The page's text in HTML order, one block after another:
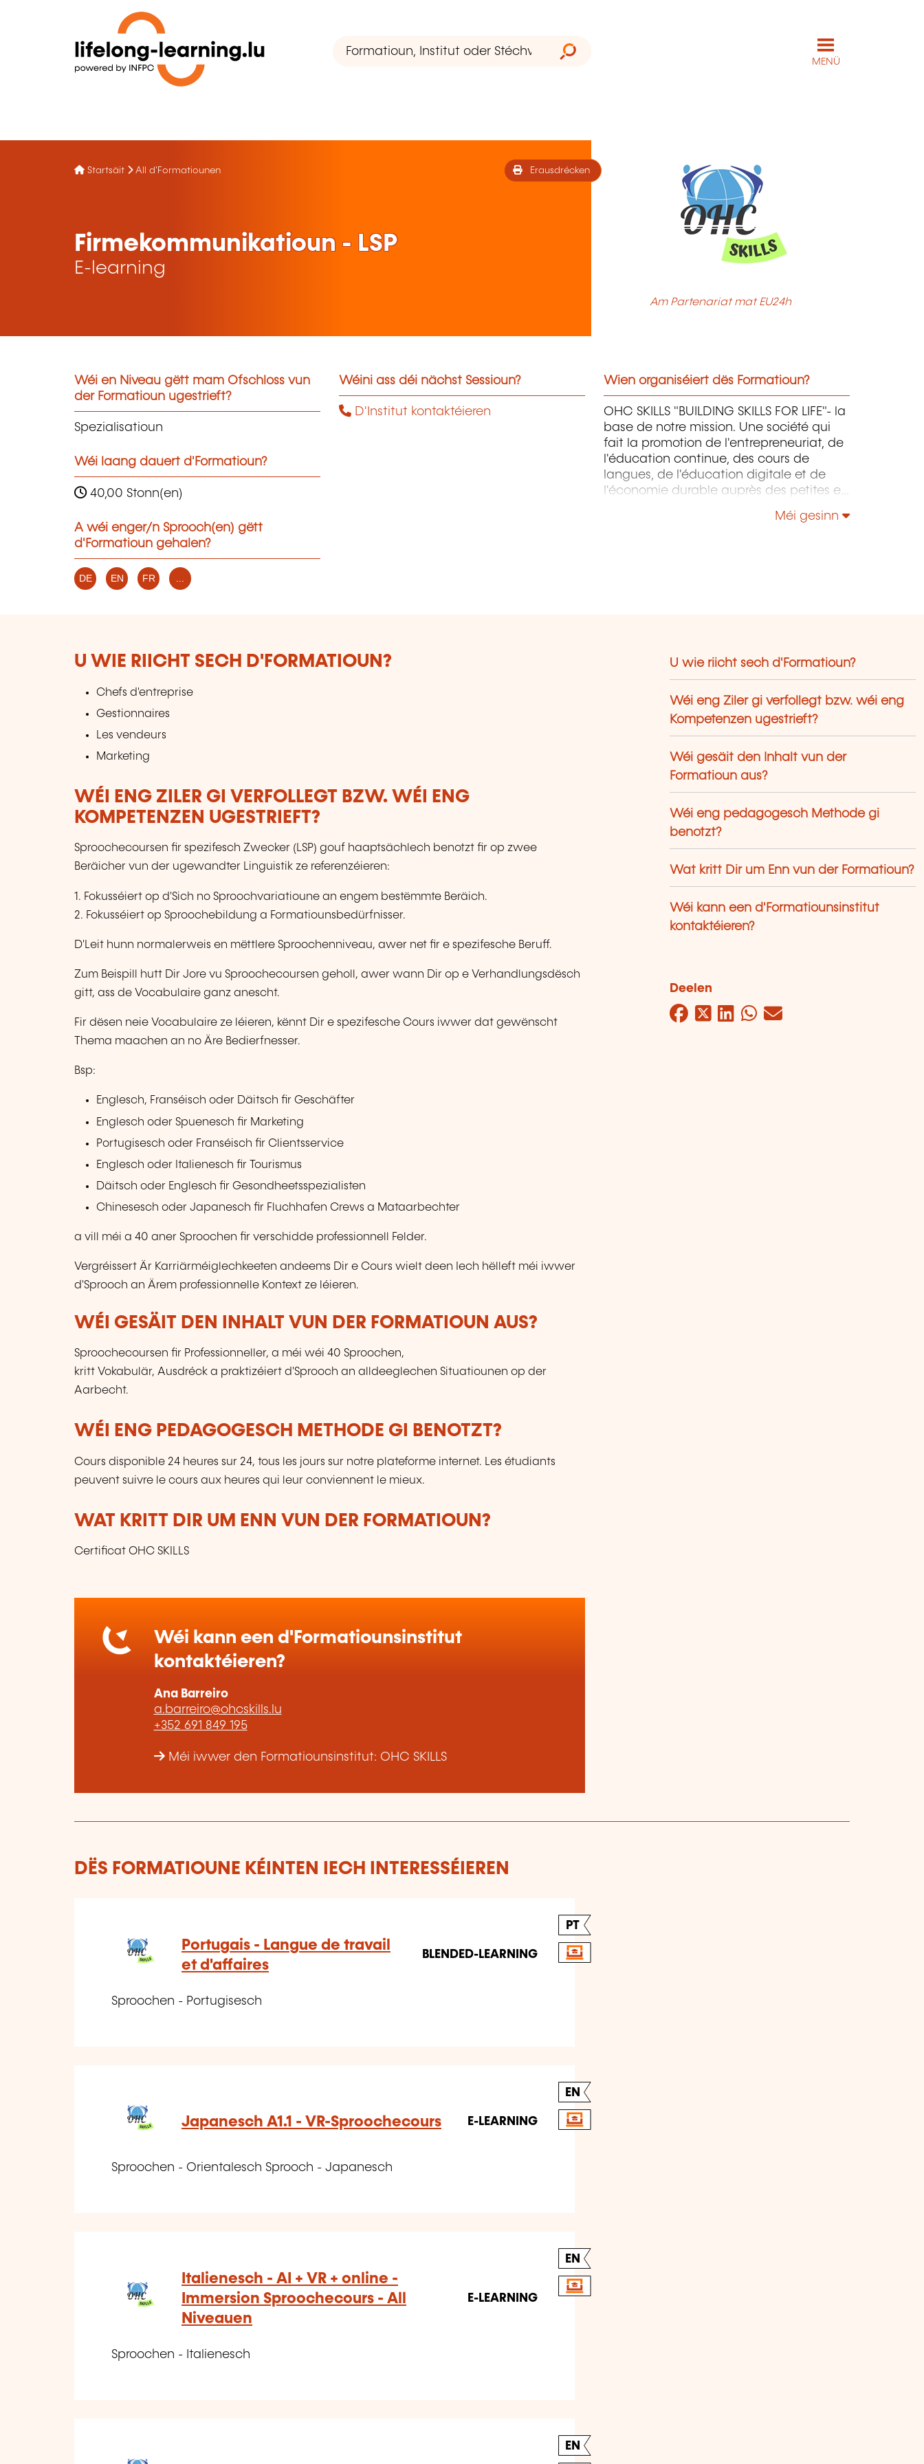
MENÜ
Startsäit All d'Formatiounen Erausdrécken
Firmekommunikatioun - LSP
E-learning
Am Partenariat mat EU24h
Wéi en Niveau gëtt mam Ofschloss vun
der Formatioun ugestrieft?
Spezialisatioun
Wéi laang dauert d'Formatioun?
40,00 Stonn(en)
A wéi enger/n Sprooch(en) gëtt
d'Formatioun gehalen?
DE EN FR
Wéini ass déi nächst Sessioun?
D'Institut kontaktéieren
Wien organiséiert dës Formatioun?
OHC SKILLS "BUILDING SKILLS FOR LIFE"- la
base de notre mission. Une société qui
fait la promotion de l'entrepreneuriat, de
l'éducation continue, des cours de
langues, de l'éducation digitale et de
l'économie durable auprès des petites et
Méi gesinn
U WIE RIICHT SECH D'FORMATIOUN?
Chefs d'entreprise
Gestionnaires
Les vendeurs
Marketing
WÉI ENG ZILER GI VERFOLLEGT BZW. WÉI ENG
KOMPETENZEN UGESTRIEFT?
Sproochecoursen fir spezifesch Zwecker (LSP) gouf haaptsächlech benotzt fir op zwee
Beräicher vun der ugewandter Linguistik ze referenzéieren:
1. Fokusséiert op d'Sich no Sproochvariatioune an engem bestëmmte Beräich.
2. Fokusséiert op Sproochebildung a Formatiounsbedürfnisser.
D'Leit hunn normalerweis en mëttlere Sproochenniveau, awer net fir e spezifesche Beruff.
Zum Beispill hutt Dir Jore vu Sproochecoursen geholl, awer wann Dir op e Verhandlungsdësch
gitt, ass de Vocabulaire ganz anescht.
Fir dësen neie Vocabulaire ze léieren, kënnt Dir e spezifesche Cours iwwer dat gewënscht
Thema maachen an no Äre Bedierfnesser.
Bsp:
Englesch, Franséisch oder Däitsch fir Geschäfter
Englesch oder Spuenesch fir Marketing
Portugisesch oder Franséisch fir Clientsservice
Englesch oder Italienesch fir Tourismus
Däitsch oder Englesch fir Gesondheetsspezialisten
Chinesesch oder Japanesch fir Fluchhafen Crews a Mataarbechter
a vill méi a 40 aner Sproochen fir verschidde professionnell Felder.
Vergréissert Är Karriärméiglechkeeten andeems Dir e Cours wielt deen Iech hëlleft méi iwwer
d'Sprooch an Ärem professionnelle Kontext ze léieren.
WÉI GESÄIT DEN INHALT VUN DER FORMATIOUN AUS?
Sproochecoursen fir Professionneller, a méi wéi 40 Sproochen,
kritt Vokabulär, Ausdréck a praktizéiert d'Sprooch an alldeeglechen Situatiounen op der
Aarbecht.
WÉI ENG PEDAGOGESCH METHODE GI BENOTZT?
Cours disponible 24 heures sur 24, tous les jours sur notre plateforme internet. Les étudiants
peuvent suivre le cours aux heures qui leur conviennent le mieux.
WAT KRITT DIR UM ENN VUN DER FORMATIOUN?
Certificat OHC SKILLS
Wéi kann een d'Formatiounsinstitut
kontaktéieren?
Ana Barreiro
a.barreiro@ohcskills.lu
+352 691 849 195
Méi iwwer den Formatiounsinstitut: OHC SKILLS
U wie riicht sech d'Formatioun?
Wéi eng Ziler gi verfollegt bzw. wéi eng
Kompetenzen ugestrieft?
Wéi gesäit den Inhalt vun der
Formatioun aus?
Wéi eng pedagogesch Methode gi
benotzt?
Wat kritt Dir um Enn vun der Formatioun?
Wéi kann een d'Formatiounsinstitut
kontaktéieren?
Deelen
Facebook
Twitter
LinkedIn
WhatsApp
Mail
DËS FORMATIOUNE KÉINTEN IECH INTERESSÉIEREN
PT
Portugais - Langue de travail
et d'affaires
BLENDED-LEARNING
Sproochen - Portugisesch
EN
Japanesch A1.1 - VR-Sproochecours E-LEARNING
Sproochen - Orientalesch Sprooch - Japanesch
EN
Italienesch - AI + VR + online -
Immersion Sproochecours - All
Niveauen
E-LEARNING
Sproochen - Italienesch
EN